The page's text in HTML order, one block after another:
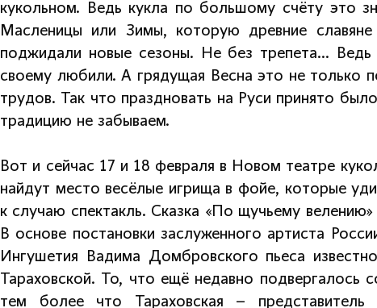
кукольном. Ведь кукла по большому счёту это
Масленицы или Зимы, которую древние
поджидали новые сезоны. Не без трепета…
своему любили. А грядущая Весна это не только
трудов. Так что праздновать на Руси принято
традицию не забываем.
Вот и сейчас 17 и 18 февраля в Новом театре
найдут место весёлые игрища в фойе, которые
к случаю спектакль. Сказка «По щучьему
В основе постановки заслуженного артиста
Ингушетия Вадима Домбровского пьеса
Тараховской. То, что ещё недавно подвергалось
тем более что Тараховская –